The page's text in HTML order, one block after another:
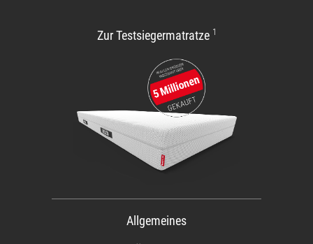
Zur Testsiegermatratze 1
Allgemeines